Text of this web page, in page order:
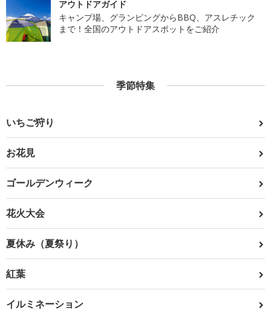
アウトドアガイド
キャンプ場、グランピングからBBQ、アスレチック
まで！全国のアウトドアスポットをご紹介
季節特集
いちご狩り
お花見
ゴールデンウィーク
花火大会
夏休み（夏祭り）
紅葉
イルミネーション